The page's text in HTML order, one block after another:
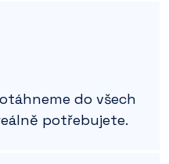
do všech
potřebujete.